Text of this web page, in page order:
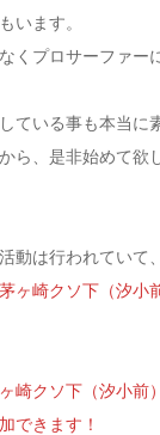
います。
くプロサーファー
ている事も本当に
ら、是非始めて欲
動は行われていて、
ヶ崎クソ下（汐小
崎クソ下（汐小前
できます！